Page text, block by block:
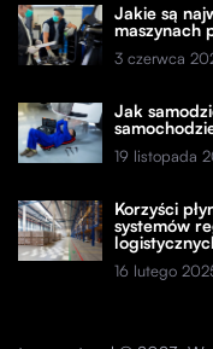
Jakie są
maszynach
3 czerwca
Jak
19 listopada
Korzyści
systemów
16 lutego